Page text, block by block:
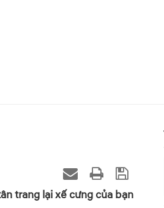
trang lại xế cưng của bạn